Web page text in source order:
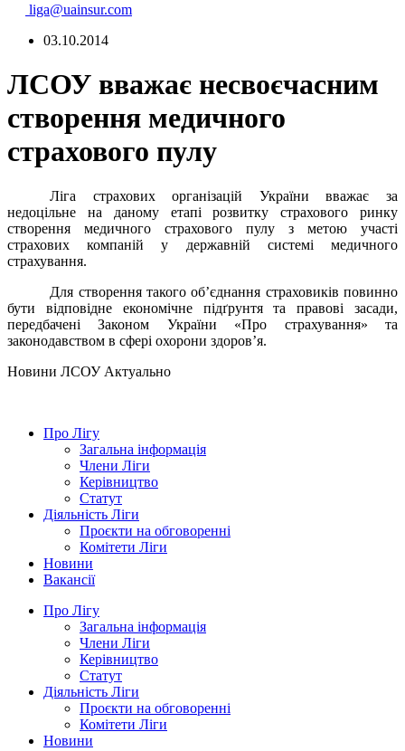
liga@uainsur.com
03.10.2014
ЛСОУ вважає несвоєчасним
створення медичного
страхового пулу
Ліга страхових організацій України вважає за
недоцільне на даному етапі розвитку страхового ринку
створення медичного страхового пулу з метою участі
страхових компаній у державній системі медичного
страхування.
Для створення такого об’єднання страховиків повинно
бути відповідне економічне підґрунтя та правові засади,
передбачені Законом України «Про страхування» та
законодавством в сфері охорони здоров’я.
Hовини ЛСОУ Актуально
Про Лігу
Загальна інформація
Члени Ліги
Керівництво
Статут
Діяльність Ліги
Проєкти на обговоренні
Комітети Ліги
Новини
Вакансії
Про Лігу
Загальна інформація
Члени Ліги
Керівництво
Статут
Діяльність Ліги
Проєкти на обговоренні
Комітети Ліги
Новини